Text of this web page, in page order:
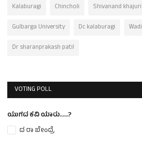
Kalaburagi
Chincholi Shivanand khajuri
Gulbarga University
Dc kalaburagi Wadi
Dr sharanprakash patil
VOTING POLL
ಯುಗದ ಕವಿ ಯಾರು......?
ದ ರಾ ಬೇಂದ್ರೆ